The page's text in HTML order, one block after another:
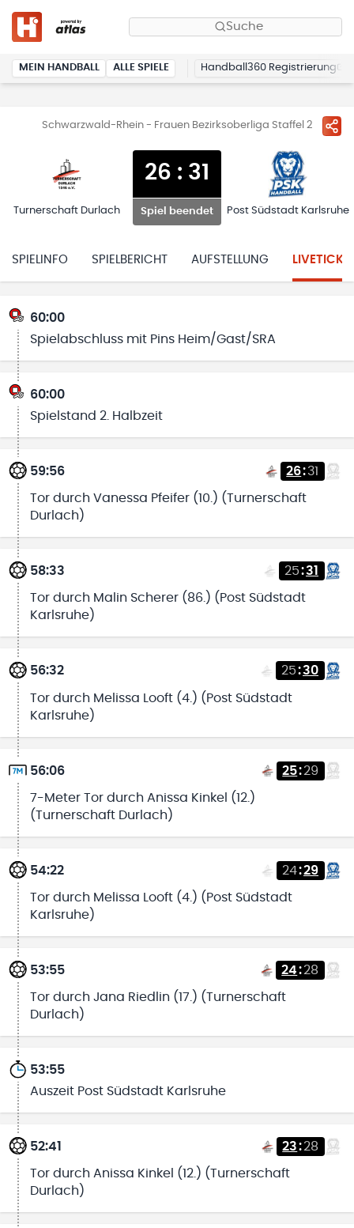
Suche
MEIN HANDBALL ALLE SPIELE Handball360 Registrierung
Schwarzwald-Rhein - Frauen Bezirksoberliga Staffel 2
Turnerschaft Durlach
26 : 31
Spiel beendet Post Südstadt Karlsruhe
SPIELINFO SPIELBERICHT AUFSTELLUNG
60:00
Spielabschluss mit Pins Heim/Gast/SRA
60:00
Spielstand 2. Halbzeit
59:56 26:31
Tor durch Vanessa Pfeifer (10.) (Turnerschaft
Durlach)
58:33 25:31
Tor durch Malin Scherer (86.) (Post Südstadt
Karlsruhe)
56:32 25:30
Tor durch Melissa Looft (4.) (Post Südstadt
Karlsruhe)
56:06 25:29
7-Meter Tor durch Anissa Kinkel (12.)
(Turnerschaft Durlach)
54:22 24:29
Tor durch Melissa Looft (4.) (Post Südstadt
Karlsruhe)
53:55 24:28
Tor durch Jana Riedlin (17.) (Turnerschaft
Durlach)
53:55
Auszeit Post Südstadt Karlsruhe
52:41 23:28
Tor durch Anissa Kinkel (12.) (Turnerschaft
Durlach)